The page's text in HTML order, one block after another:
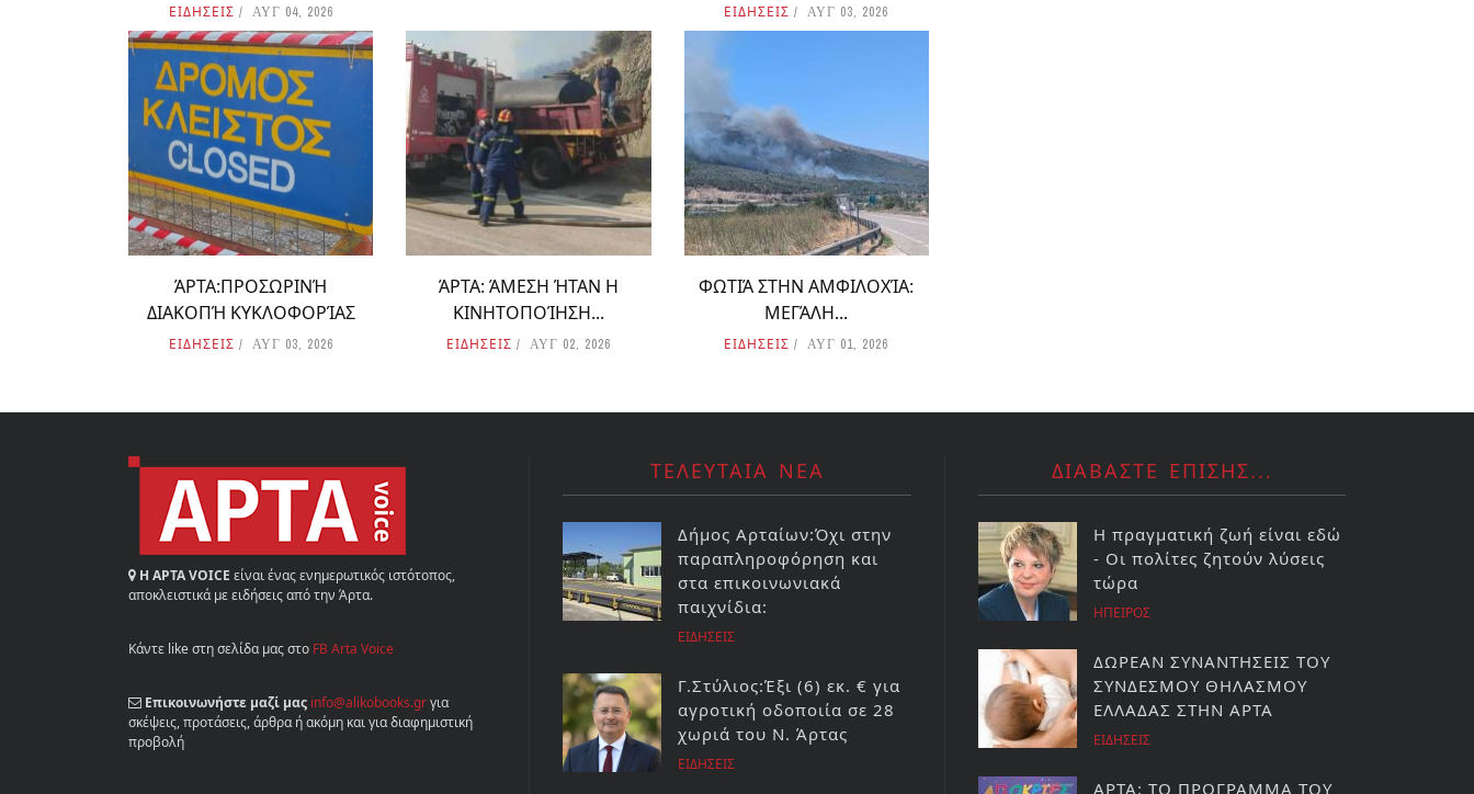
ΕΙΔΗΣΕΙΣ ΑΥΓ 04, 2026 ΕΙΔΗΣΕΙΣ ΑΥΓ 03, 2026
ΆΡΤΑ:ΠΡΟΣΩΡΙΝΉ
ΔΙΑΚΟΠΉ ΚΥΚΛΟΦΟΡΊΑΣ
ΕΙΔΗΣΕΙΣ ΑΥΓ 03, 2026
ΆΡΤΑ: ΆΜΕΣΗ ΉΤΑΝ Η
ΚΙΝΗΤΟΠΟΊΗΣΗ...
ΕΙΔΗΣΕΙΣ ΑΥΓ 02, 2026
ΦΩΤΙΆ ΣΤΗΝ ΑΜΦΙΛΟΧΊΑ:
ΜΕΓΆΛΗ...
ΕΙΔΗΣΕΙΣ ΑΥΓ 01, 2026
Η ΑΡΤΑ VOICE είναι ένας ενημερωτικός ιστότοπος,
αποκλειστικά με ειδήσεις από την Άρτα.
Κάντε like στη σελίδα μας στο FB Arta Voice
Επικοινωνήστε μαζί μας info@alikobooks.grγια
σκέψεις, προτάσεις, άρθρα ή ακόμη και για διαφημιστική
προβολή
ΤΕΛΕΥΤΑΙΑ ΝΕΑ
Δήμος Αρταίων:Όχι στην
παραπληροφόρηση και
στα επικοινωνιακά
παιχνίδια:
ΕΙΔΗΣΕΙΣ
Γ.Στύλιος:Έξι (6) εκ. € για
αγροτική οδοποιία σε 28
χωριά του Ν. Άρτας
ΕΙΔΗΣΕΙΣ
ΔΙΑΒΑΣΤΕ ΕΠΙΣΗΣ...
Η πραγματική ζωή είναι εδώ
- Οι πολίτες ζητούν λύσεις
τώρα
ΗΠΕΙΡΟΣ
ΔΩΡΕΑΝ ΣΥΝΑΝΤΗΣΕΙΣ ΤΟΥ
ΣΥΝΔΕΣΜΟΥ ΘΗΛΑΣΜΟΥ
ΕΛΛΑΔΑΣ ΣΤΗΝ ΑΡΤΑ
ΕΙΔΗΣΕΙΣ
ΑΡΤΑ: ΤΟ ΠΡΟΓΡΑΜΜΑ ΤΟΥ